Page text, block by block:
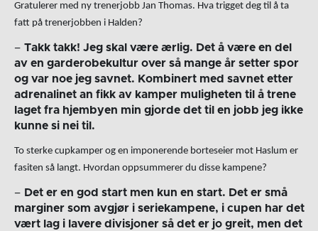
Gratulerer med ny trenerjobb Jan Thomas. Hva trigget deg til å ta
fatt på trenerjobben i Halden?
– Takk takk! Jeg skal være ærlig. Det å være en del
av en garderobekultur over så mange år setter spor
og var noe jeg savnet. Kombinert med savnet etter
adrenalinet an fikk av kamper muligheten til å trene
laget fra hjembyen min gjorde det til en jobb jeg ikke
kunne si nei til.
To sterke cupkamper og en imponerende borteseier mot Haslum er
fasiten så langt. Hvordan oppsummerer du disse kampene?
– Det er en god start men kun en start. Det er små
marginer som avgjør i seriekampene, i cupen har det
vært lag i lavere divisjoner så det er jo greit, men det